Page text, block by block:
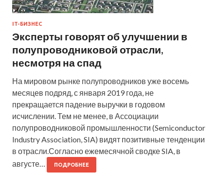
IT-БИЗНЕС
Эксперты говорят об улучшении в
полупроводниковой отрасли,
несмотря на спад
На мировом рынке полупроводников уже восемь
месяцев подряд, с января 2019 года, не
прекращается падение выручки в годовом
исчислении. Тем не менее, в Ассоциации
полупроводниковой промышленности (Semiconductor
Industry Association, SIA) видят позитивные тенденции
в отрасли.Согласно ежемесячной сводке SIA, в
августе…
ПОДРОБНЕЕ